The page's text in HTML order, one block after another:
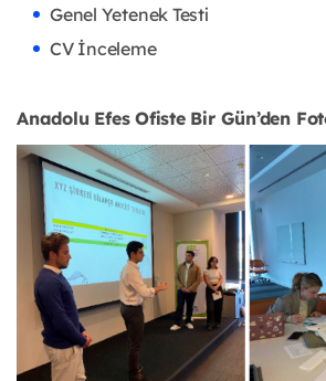
Genel Yetenek Testi
CV İnceleme
Anadolu Efes Ofiste Bir Gün’den